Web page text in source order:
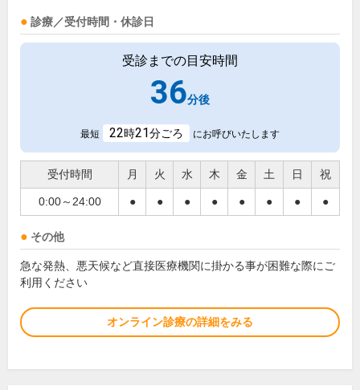
診療／受付時間・休診日
受診までの目安時間
36分後
最短 22時21分ごろ にお呼びいたします
受付時間 月 火 水 木 金 土 日 祝
0:00～24:00 ● ● ● ● ● ● ● ●
その他
急な発熱、悪天候など直接医療機関に掛かる事が困難な際にご
利用ください
オンライン診療の詳細をみる